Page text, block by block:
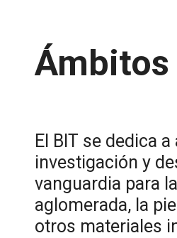
El BIT se dedica
investigación y
vanguardia para
aglomerada, la
otros materiales